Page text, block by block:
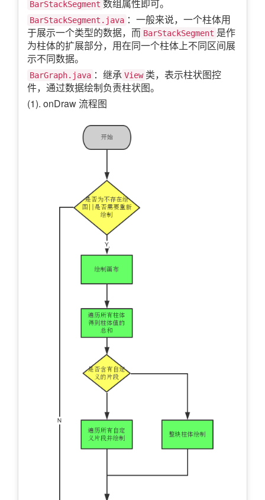
BarStackSegment 数组属性即可。
BarStackSegment.java ：一般来说，一个柱体用
于展示一个类型的数据，而 BarStackSegment 是作
为柱体的扩展部分，用在同一个柱体上不同区间展
示不同数据。
BarGraph.java ：继承 View 类，表示柱状图控
件，通过数据绘制负责柱状图。
(1). onDraw 流程图